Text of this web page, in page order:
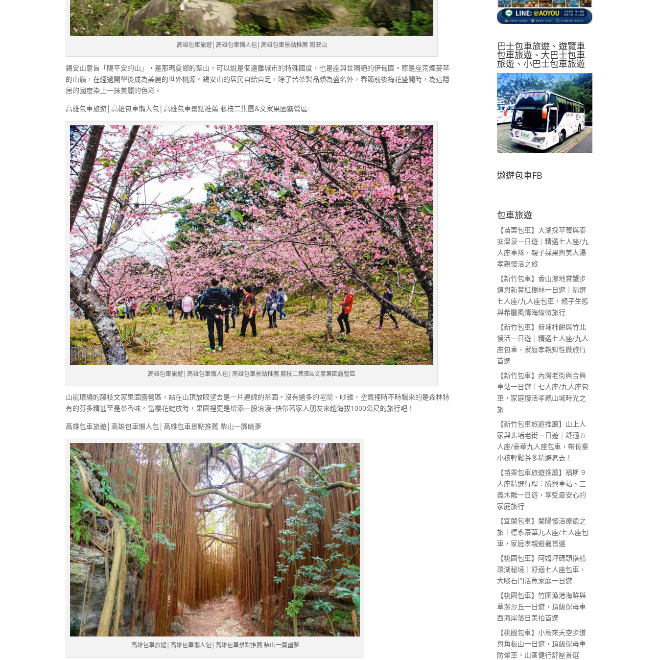
高雄包車旅遊│高雄包車懶人包│高雄包車景點推薦 錫安山
錫安山意旨「賜平安的山」，是那瑪夏鄉的聖山，可以說是個遠離城市的特殊國度，也是座與世隔絕的伊甸園。原是座荒煙蔓草
的山嶺，在經過開墾後成為美麗的世外桃源。錫安山的居民自給自足，除了苦茶製品頗為盛名外，春節前後梅花盛開時，為這隱
居的國度染上一抹美麗的色彩。
高雄包車旅遊│高雄包車懶人包│高雄包車景點推薦 藤枝二集團&文家果園露營區
高雄包車旅遊│高雄包車懶人包│高雄包車景點推薦 藤枝二集團&文家果園露營區
山嵐環繞的藤枝文家果園露營區，站在山頂放眼望去是一片連綿的茶園。沒有過多的喧鬧、吵雜，空氣裡時不時飄來的是森林特
有的芬多精甚至是茶香味。當櫻花綻放時，果園裡更是增添一股浪漫~快帶著家人朋友來趟海拔1000公尺的旅行吧！
高雄包車旅遊│高雄包車懶人包│高雄包車景點推薦 柴山一簾幽夢
高雄包車旅遊│高雄包車懶人包│高雄包車景點推薦 柴山一簾幽夢
巴士包車旅遊、遊覽車
包車旅遊、大巴士包車
旅遊、小巴士包車旅遊
遨遊包車FB
包車旅遊
【苗栗包車】大湖採草莓與泰
安溫泉一日遊｜精選七人座/九
人座車隊，親子採果與美人湯
孝親慢活之旅
【新竹包車】香山濕地賞蟹步
道與新豐紅樹林一日遊｜精選
七人座/九人座包車，親子生態
與希臘風情海線微旅行
【新竹包車】新埔柿餅與竹北
慢活一日遊｜精選七人座/九人
座包車，家庭孝親知性微旅行
首選
【新竹包車】內灣老街與合興
車站一日遊｜七人座/九人座包
車，家庭慢活孝親山城時光之
旅
【新竹包車旅遊推薦】山上人
家與北埔老街一日遊｜舒適五
人座/豪華九人座包車，帶長輩
小孩輕鬆芬多精避暑去！
【苗栗包車旅遊推薦】福斯 9
人座精選行程：勝興車站、三
義木雕一日遊，享受最安心的
家庭旅行
【宜蘭包車】蘭陽慢活療癒之
旅｜德系豪華九人座/七人座包
車，家庭孝親避暑首選
【桃園包車】阿姆坪碼頭搭船
環湖秘境｜舒適七人座包車，
大啖石門活魚家庭一日遊
【桃園包車】竹圍漁港海鮮與
草漯沙丘一日遊，頂級保母車
西海岸落日美拍首選
【桃園包車】小烏來天空步道
與角板山一日遊，頂級保母車
防暈車、山區健行舒壓首選